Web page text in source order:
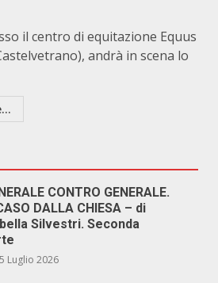
il centro di equitazione Equus
andrà in scena lo
CONTRO GENERALE.
DALLA CHIESA – di
Silvestri. Seconda
Luglio 2026